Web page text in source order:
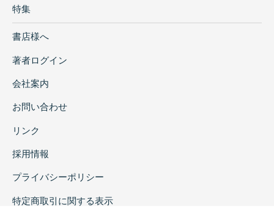
特集
書店様へ
著者ログイン
会社案内
お問い合わせ
リンク
採用情報
プライバシーポリシー
特定商取引に関する表示